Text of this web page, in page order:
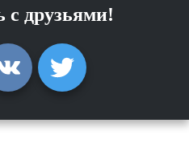
с друзьями!